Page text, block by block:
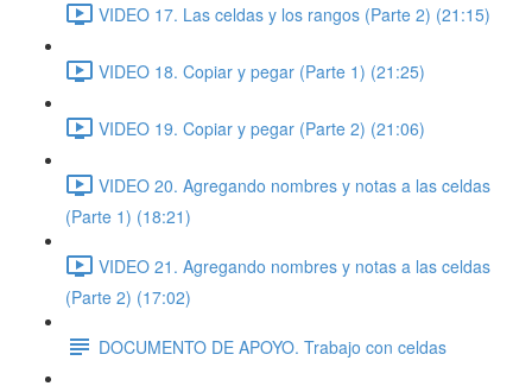
VIDEO 17. Las celdas y los rangos (Parte 2) (21:15)
VIDEO 18. Copiar y pegar (Parte 1) (21:25)
VIDEO 19. Copiar y pegar (Parte 2) (21:06)
VIDEO 20. Agregando nombres y notas a las celdas
(Parte 1) (18:21)
VIDEO 21. Agregando nombres y notas a las celdas
(Parte 2) (17:02)
DOCUMENTO DE APOYO. Trabajo con celdas